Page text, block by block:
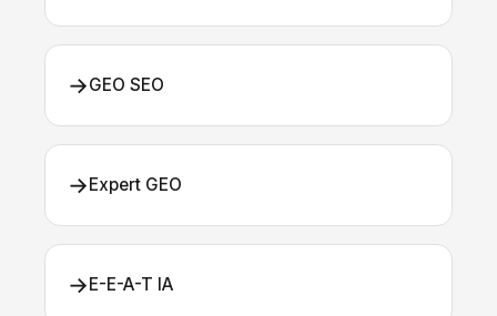
→GEO SEO
→Expert GEO
→E-E-A-T IA